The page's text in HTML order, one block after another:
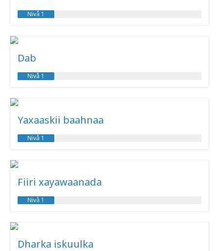
Nivå 1
Dab
Nivå 1
Yaxaaskii baahnaa
Nivå 1
Fiiri xayawaanada
Nivå 1
Dharka iskuulka